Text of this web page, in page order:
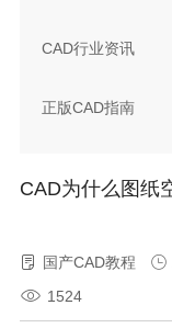
CAD行业资讯
正版CAD指南
CAD为什么图纸
国产CAD教程
1524